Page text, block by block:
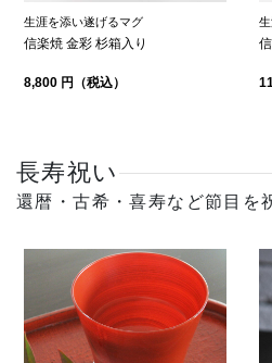
生涯を添い遂げるマグ
信楽焼 金彩 杉箱入り
8,800 円（税込）
長寿祝い
還暦・古希・喜寿など節目を